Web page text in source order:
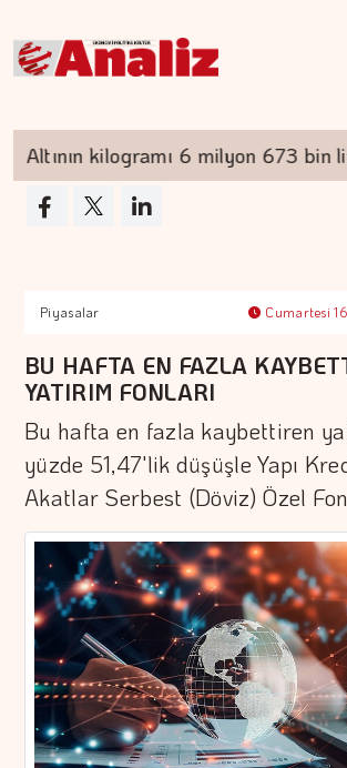
kilogramı 6 milyon 673 bin
Piyasalar Cumartesi
BU HAFTA EN FAZLA
YATIRIM FONLARI
Bu hafta en fazla kaybettiren
yüzde 51,47'lik düşüşle Yapı
Akatlar Serbest (Döviz) Özel